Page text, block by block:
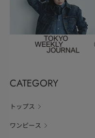
CATEGORY
トップス
ワンピース